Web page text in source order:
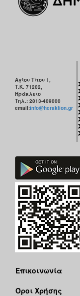
Αγίου Τίτου 1,
Τ.Κ. 71202,
Ηράκλειο
Τηλ.: 2813-409000
email:info@heraklion.gr
Επικοινωνία
Όροι Χρήσης